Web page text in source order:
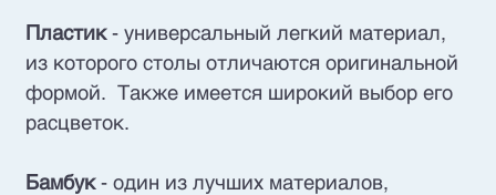
Пластик- универсальный легкий материал,
из которого столы отличаются оригинальной
формой. Также имеется широкий выбор его
расцветок.
Бамбук- один из лучших материалов,